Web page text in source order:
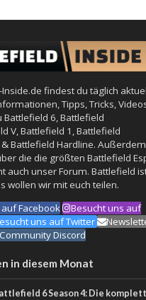
findest du täglich
Tipps, Tricks,
Battlefield 6,Battlefield
V,Battlefield 1 ,Battlefield
&Battlefield Hardline. Außerdem
die die größten Battlefield
auch unserForum. Battlefield
wollen wir mit euch teilen.
Facebook
Besucht uns auf
uns auf Twitter
Discord
in diesem Monat
6 Season 4: Die